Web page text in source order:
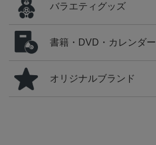
バラエティグッズ
書籍・DVD・カレンダー
オリジナルブランド